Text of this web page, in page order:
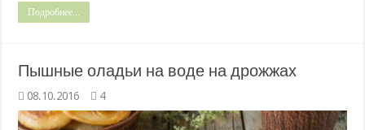
Подробнее...
Пышные оладьи на воде на дрожжах
08.10.2016 4